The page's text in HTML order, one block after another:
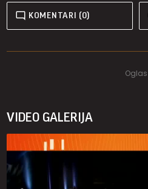
KOMENTARI (0)
VIDEO GALERIJA